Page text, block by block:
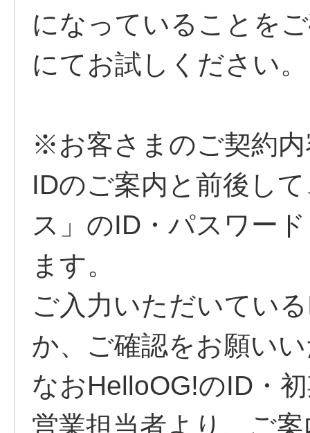
になっていることを
にてお試しください。
※お客さまのご契約
IDのご案内と前後し
ス」のID・パスワー
ます。
ご入力いただいてい
か、ご確認をお願い
なおHelloOG!のID・
営業担当者より、ご